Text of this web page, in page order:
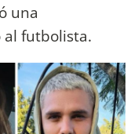
una
futbolista.